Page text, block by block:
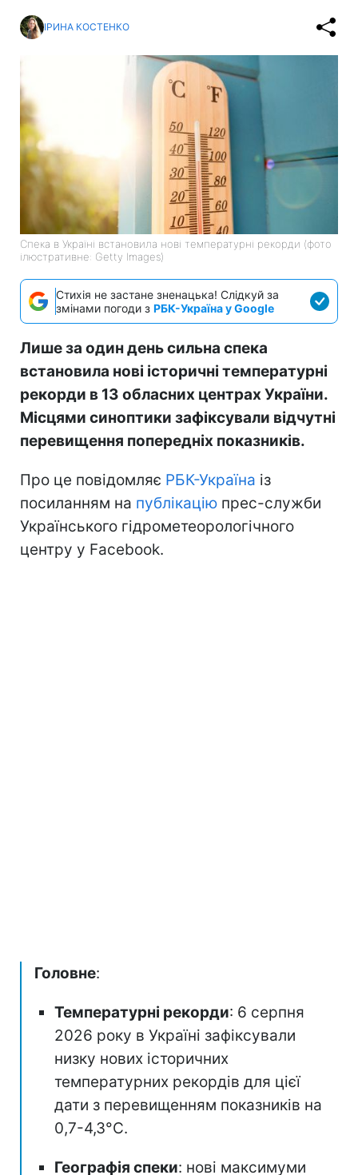
ІРИНА КОСТЕНКО
Спека в Україні встановила нові температурні рекорди (фото
ілюстративне: Getty Images)
Стихія не застане зненацька! Слідкуй за
змінами погоди з РБК-Україна у Google
Лише за один день сильна спека
встановила нові історичні температурні
рекорди в 13 обласних центрах України.
Місцями синоптики зафіксували відчутні
перевищення попередніх показників.
Про це повідомляє РБК-Україна із
посиланням на публікацію прес-служби
Українського гідрометеорологічного
центру у Facebook.
Головне:
Температурні рекорди: 6 серпня
2026 року в Україні зафіксували
низку нових історичних
температурних рекордів для цієї
дати з перевищенням показників на
0,7-4,3°C.
Географія спеки: нові максимуми